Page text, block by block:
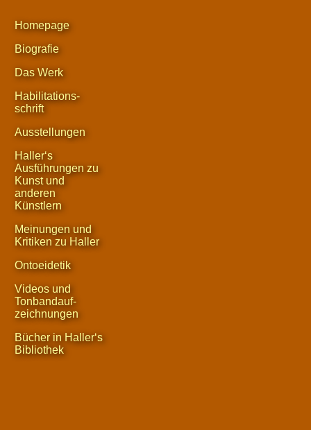
Homepage
Biografie
Das Werk
Habilitations-
schrift
Ausstellungen
Haller‘s
Ausführungen zu
Kunst und
anderen
Künstlern
Meinungen und
Kritiken zu Haller
Ontoeidetik
Videos und
Tonbandauf-
zeichnungen
Bücher in Haller‘s
Bibliothek